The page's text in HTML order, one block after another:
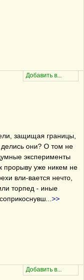
защищая границы,
они? О том не
эксперименты
прорыву уже никем не
вли-вается нечто,
торпед - иные
>>